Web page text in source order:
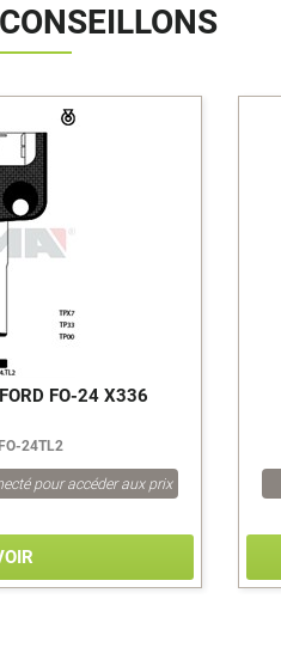
FO-24 X336
24TL2
pour accéder aux prix